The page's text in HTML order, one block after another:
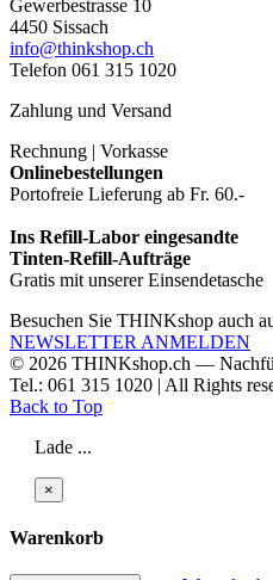
Gewerbestrasse 10
4450 Sissach
info@thinkshop.ch
Telefon 061 315 1020
Zahlung und Versand
Rechnung | Vorkasse
Onlinebestellungen
Portofreie Lieferung ab Fr. 60.-
Ins Refill-Labor eingesandte
Tinten-Refill-Aufträge
Gratis mit unserer Einsendetasche
Besuchen Sie THINKshop auch
NEWSLETTER ANMELDEN
© 2026 THINKshop.ch —
Tel.: 061 315 1020 | All Rights
Back to Top
Lade ...
×
Warenkorb